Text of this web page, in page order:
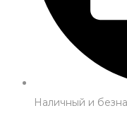
Наличный и